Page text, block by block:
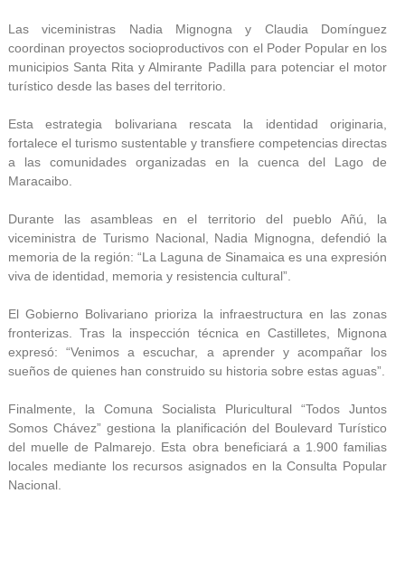
Las viceministras Nadia Mignogna y Claudia Domínguez
coordinan proyectos socioproductivos con el Poder Popular en los
municipios Santa Rita y Almirante Padilla para potenciar el motor
turístico desde las bases del territorio.
Esta estrategia bolivariana rescata la identidad originaria,
fortalece el turismo sustentable y transfiere competencias directas
a las comunidades organizadas en la cuenca del Lago de
Maracaibo.
Durante las asambleas en el territorio del pueblo Añú, la
viceministra de Turismo Nacional, Nadia Mignogna, defendió la
memoria de la región: “La Laguna de Sinamaica es una expresión
viva de identidad, memoria y resistencia cultural”.
El Gobierno Bolivariano prioriza la infraestructura en las zonas
fronterizas. Tras la inspección técnica en Castilletes, Mignona
expresó: “Venimos a escuchar, a aprender y acompañar los
sueños de quienes han construido su historia sobre estas aguas”.
Finalmente, la Comuna Socialista Pluricultural “Todos Juntos
Somos Chávez” gestiona la planificación del Boulevard Turístico
del muelle de Palmarejo. Esta obra beneficiará a 1.900 familias
locales mediante los recursos asignados en la Consulta Popular
Nacional.